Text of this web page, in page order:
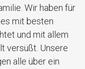
Wir haben für
mit besten
und mit allem
versüßt. Unsere
alle über ein